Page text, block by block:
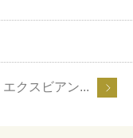
クスビアン...